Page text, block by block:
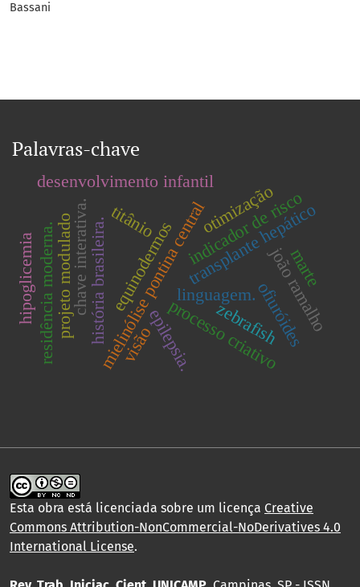
Bassani
Palavras-chave
mielinólise pontina centraltransplante hepático
processo criativojoão ramalho
história brasileira.
desenvolvimento infantil
indicador de risco
linguagem.ofiuróides
equinodermos
chave interativa.
zebrafish
epilepsia.
projeto modulado
residência moderna.
hipoglicemia
otimização
titânio
marte
visão
Esta obra está licenciada sobre um licença Creative
Commons Attribution-NonCommercial-NoDerivatives 4.0
International License.